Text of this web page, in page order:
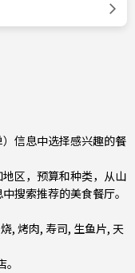
信息中选择感兴趣的餐
地区，预算和种类，从山
搜索推荐的美食餐厅。
, 烤肉, 寿司, 生鱼片, 天